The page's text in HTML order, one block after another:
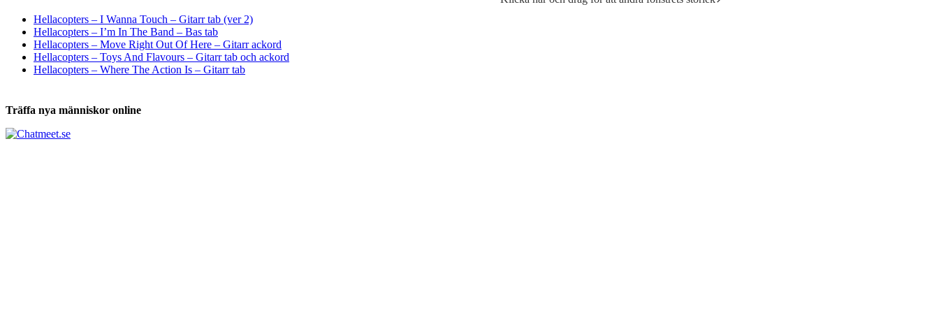
Hellacopters – I Wanna Touch – Gitarr tab (ver 2)
Hellacopters – I’m In The Band – Bas tab
Hellacopters – Move Right Out Of Here – Gitarr ackord
Hellacopters – Toys And Flavours – Gitarr tab och ackord
Hellacopters – Where The Action Is – Gitarr tab
Träffa nya människor online